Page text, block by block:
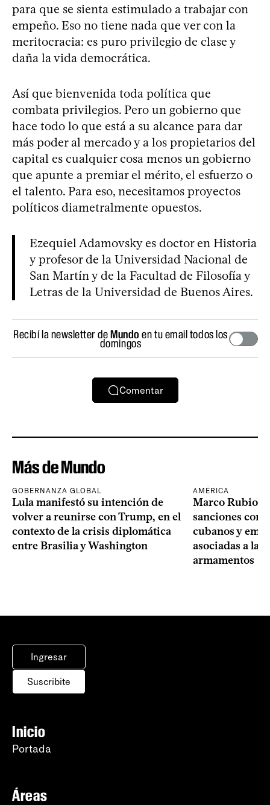
para que se sienta estimulado a trabajar con
empeño. Eso no tiene nada que ver con la
meritocracia: es puro privilegio de clase y
daña la vida democrática.
Así que bienvenida toda política que
combata privilegios. Pero un gobierno que
hace todo lo que está a su alcance para dar
más poder al mercado y a los propietarios del
capital es cualquier cosa menos un gobierno
que apunte a premiar el mérito, el esfuerzo o
el talento. Para eso, necesitamos proyectos
políticos diametralmente opuestos.
Ezequiel Adamovsky es doctor en Historia
y profesor de la Universidad Nacional de
San Martín y de la Facultad de Filosofía y
Letras de la Universidad de Buenos Aires.
Recibí la newsletter deMundo en tu email todos los
domingos
Comentar
Más de Mundo
GOBERNANZA GLOBAL
Lula manifestó su intención de
volver a reunirse con Trump, en el
contexto de la crisis diplomática
entre Brasilia y Washington
AMÉRICA
Marco Rubio
sanciones
cubanos y
asociadas a la
armamentos
Ingresar
Suscribite
Inicio
Portada
Áreas